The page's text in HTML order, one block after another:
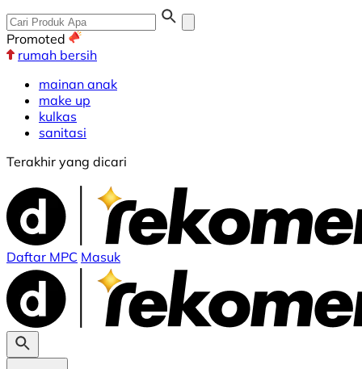
Promoted
rumah bersih
mainan anak
make up
kulkas
sanitasi
Terakhir yang dicari
Daftar MPC Masuk